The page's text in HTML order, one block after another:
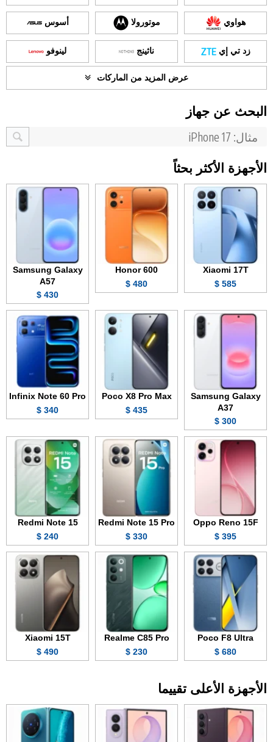
هواوي موتورولا أسوس
زد تي إي ناثينج لينوفو
عرض المزيد من الماركات
البحث عن جهاز
الأجهزة الأكثر بحثاً
Xiaomi 17T
585 $
Honor 600
480 $
Samsung Galaxy
A57
430 $
Samsung Galaxy
A37
300 $
Poco X8 Pro Max
435 $
Infinix Note 60 Pro
340 $
Oppo Reno 15F
395 $
Redmi Note 15 Pro
330 $
Redmi Note 15
240 $
Poco F8 Ultra
680 $
Realme C85 Pro
230 $
Xiaomi 15T
490 $
الأجهزة الأعلى تقييما